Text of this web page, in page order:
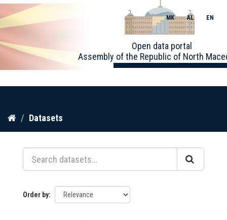
Skip
content
Open data portal
Assembly of the Republic of North
MK AL EN
Datasets
Order by